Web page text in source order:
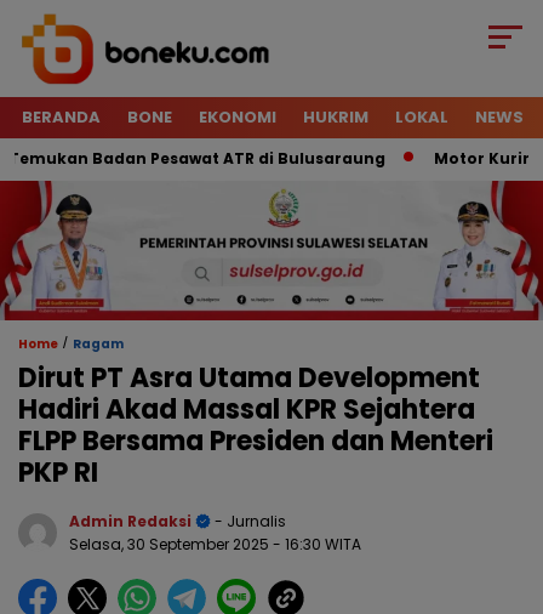
BERANDA BONE EKONOMI HUKRIM LOKAL NEWS
Badan Pesawat ATR di Bulusaraung Motor Kurir Raib
Home / Ragam
Dirut PT Asra Utama Development
Hadiri Akad Massal KPR Sejahtera
FLPP Bersama Presiden dan Menteri
PKP RI
Admin Redaksi
- Jurnalis
Selasa, 30 September 2025 - 16:30 WITA